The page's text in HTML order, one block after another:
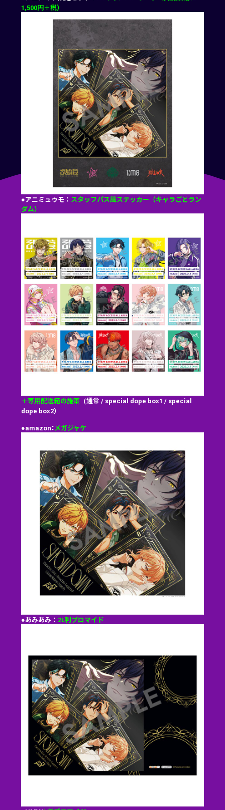
1,500円＋税）
●アニミュゥモ： スタッフパス風ステッカー（キャラごとラン
ダム）
＋専用配送箱の施策 （通常 / special dope box1 / special
dope box2）
●amazon：メガジャケ
●あみあみ： 2L判ブロマイド